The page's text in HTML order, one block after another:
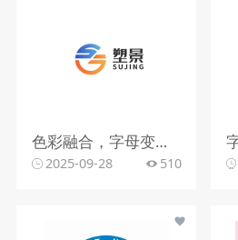
色彩融合，字母变形，文字搭配
2025-09-28 510